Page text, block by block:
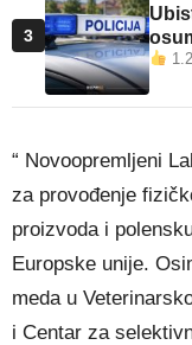
3
“ Novoopremljeni
za provođenje
proizvoda i
Europske unije.
meda u
i Centar za